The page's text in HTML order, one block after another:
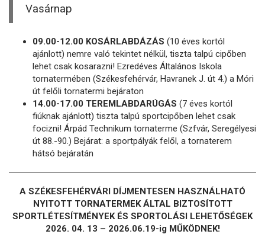
Vasárnap
09.00-12.00 KOSÁRLABDÁZÁS (10 éves kortól
ajánlott) nemre való tekintet nélkül, tiszta talpú cipőben
lehet csak kosarazni! Ezredéves Általános Iskola
tornatermében (Székesfehérvár, Havranek J. út 4.) a Móri
út felőli tornatermi bejáraton
14.00-17.00 TEREMLABDARÚGÁS (7 éves kortól
fiúknak ajánlott) tiszta talpú sportcipőben lehet csak
focizni! Árpád Technikum tornaterme (Szfvár, Seregélyesi
út 88.-90.) Bejárat: a sportpályák felől, a tornaterem
hátsó bejáratán
A SZÉKESFEHÉRVÁRI DÍJMENTESEN HASZNÁLHATÓ
NYITOTT TORNATERMEK ÁLTAL BIZTOSÍTOTT
SPORTLÉTESÍTMÉNYEK ÉS SPORTOLÁSI LEHETŐSÉGEK
2026. 04. 13 – 2026.06.19-ig MŰKÖDNEK!